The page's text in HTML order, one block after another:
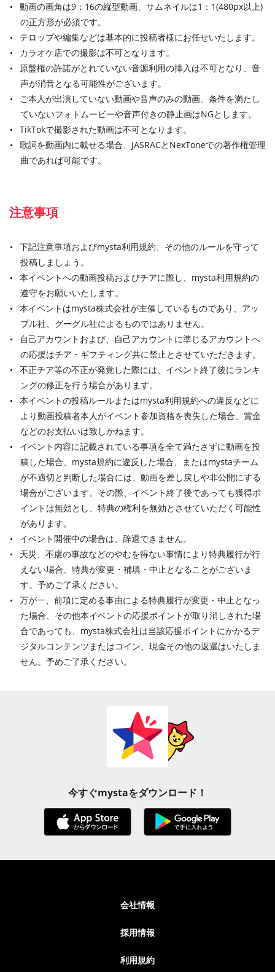
動画の画角は9：16の縦型動画、サムネイルは1：1(480px以上)
の正方形が必須です。
テロップや編集などは基本的に投稿者様にお任せいたします。
カラオケ店での撮影は不可となります。
原盤権の許諾がとれていない音源利用の挿入は不可となり、音
声が消音となる可能性がございます。
ご本人が出演していない動画や音声のみの動画、条件を満たし
ていないフォトムービーや音声付きの静止画はNGとします。
TikTokで撮影された動画は不可となります。
歌詞を動画内に載せる場合、JASRACとNexToneでの著作権管理
曲であれば可能です。
注意事項
下記注意事項およびmysta利用規約、その他のルールを守って
投稿しましょう。
本イベントへの動画投稿およびチアに際し、mysta利用規約の
遵守をお願いいたします。
本イベントはmysta株式会社が主催しているものであり、アッ
プル社、グーグル社によるものではありません。
自己アカウントおよび、自己アカウントに準じるアカウントへ
の応援はチア・ギフティング共に禁止とさせていただきます。
不正チア等の不正が発覚した際には、イベント終了後にランキ
ングの修正を行う場合があります。
本イベントの投稿ルールまたはmysta利用規約への違反などに
より動画投稿者本人がイベント参加資格を喪失した場合、賞金
などのお支払いは致しかねます。
イベント内容に記載されている事項を全て満たさずに動画を投
稿した場合、mysta規約に違反した場合、またはmystaチーム
が不適切と判断した場合には、動画を差し戻しや非公開にする
場合がございます。その際、イベント終了後であっても獲得ポ
イントは無効とし、特典の権利を無効とさせていただく可能性
があります。
イベント開催中の場合は、辞退できません。
天災、不慮の事故などのやむを得ない事情により特典履行が行
えない場合、特典が変更・補填・中止となることがございま
す。予めご了承ください。
万が一、前項に定める事由による特典履行が変更・中止となっ
た場合、その他本イベントの応援ポイントが取り消しされた場
合であっても、mysta株式会社は当該応援ポイントにかかるデ
ジタルコンテンツまたはコイン、現金その他の返還はいたしま
せん。予めご了承ください。
今すぐmystaをダウンロード！
会社情報
採用情報
利用規約